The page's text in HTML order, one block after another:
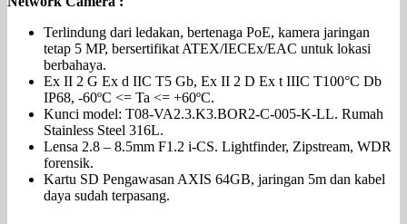
Terlindung dari ledakan, bertenaga PoE, kamera jaringan
tetap 5 MP, bersertifikat ATEX/IECEx/EAC untuk lokasi
berbahaya.
Ex II 2 G Ex d IIC T5 Gb, Ex II 2 D Ex t IIIC T100°C Db
IP68, -60ºC <= Ta <= +60ºC.
Kunci model: T08-VA2.3.K3.BOR2-C-005-K-LL. Rumah
Stainless Steel 316L.
Lensa 2.8 – 8.5mm F1.2 i-CS. Lightfinder, Zipstream, WDR
forensik.
Kartu SD Pengawasan AXIS 64GB, jaringan 5m dan kabel
daya sudah terpasang.